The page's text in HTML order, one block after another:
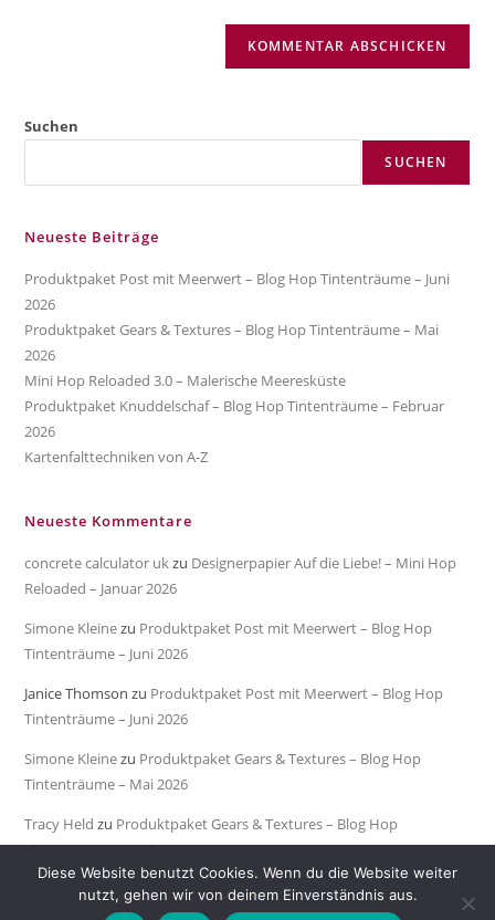
Suchen
SUCHEN
Neueste Beiträge
Produktpaket Post mit Meerwert – Blog Hop Tintenträume – Juni
2026
Produktpaket Gears & Textures – Blog Hop Tintenträume – Mai
2026
Mini Hop Reloaded 3.0 – Malerische Meeresküste
Produktpaket Knuddelschaf – Blog Hop Tintenträume – Februar
2026
Kartenfalttechniken von A-Z
Neueste Kommentare
concrete calculator ukzu Designerpapier Auf die Liebe! – Mini Hop
Reloaded – Januar 2026
Simone Kleinezu Produktpaket Post mit Meerwert – Blog Hop
Tintenträume – Juni 2026
Janice Thomson zu Produktpaket Post mit Meerwert – Blog Hop
Tintenträume – Juni 2026
Simone Kleinezu Produktpaket Gears & Textures – Blog Hop
Tintenträume – Mai 2026
Tracy Held zu Produktpaket Gears & Textures – Blog Hop
Tintenträume – Mai 2026
Diese Website benutzt Cookies. Wenn du die Website weiter
nutzt, gehen wir von deinem Einverständnis aus.